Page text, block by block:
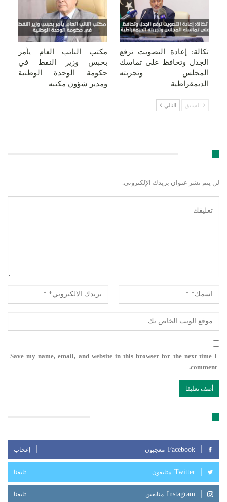
تكالة: إعادة التصويت ترفع
الجدل وتحافظ على تماسك
المجلس وتجربته
الديمقراطية
مكتب النائب العام يأمر
بحبس وزير النفط في
حكومة الوحدة الوطنية
ومدير شؤون مكتبه
السابق التالي
لن يتم نشر عنوان بريدك الإلكتروني.
Save my name, email, and website in this browser for the next time I
comment.
Facebook معجبون إعجاب
Twitter متابعون تابعنا
Instagram متابعين تابعنا